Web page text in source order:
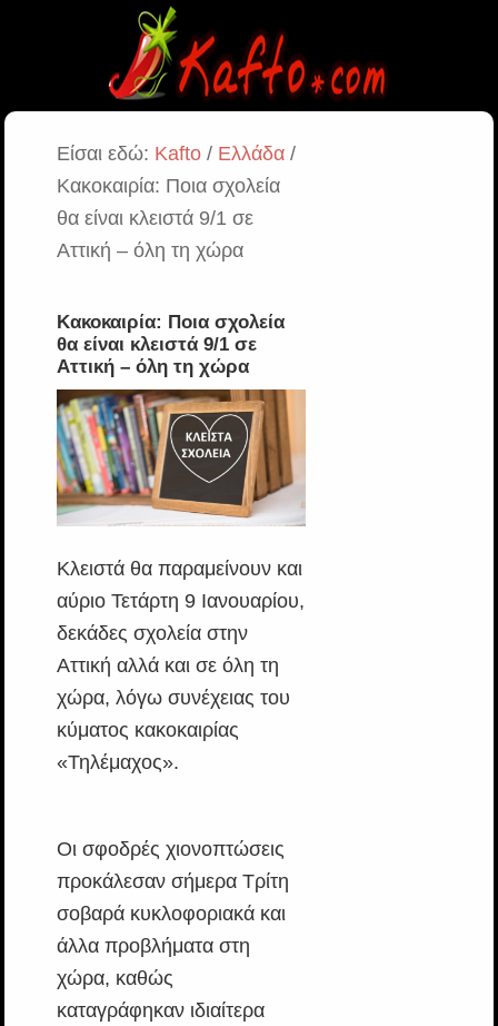
Είσαι εδώ: Kafto/ Ελλάδα/
Κακοκαιρία: Ποια σχολεία
θα είναι κλειστά 9/1 σε
Αττική – όλη τη χώρα
Κακοκαιρία: Ποια σχολεία
θα είναι κλειστά 9/1 σε
Αττική – όλη τη χώρα
Κλειστά θα παραμείνουν και
αύριο Τετάρτη 9 Ιανουαρίου,
δεκάδες σχολεία στην
Αττική αλλά και σε όλη τη
χώρα, λόγω συνέχειας του
κύματος κακοκαιρίας
«Τηλέμαχος».
Οι σφοδρές χιονοπτώσεις
προκάλεσαν σήμερα Τρίτη
σοβαρά κυκλοφοριακά και
άλλα προβλήματα στη
χώρα, καθώς
καταγράφηκαν ιδιαίτερα